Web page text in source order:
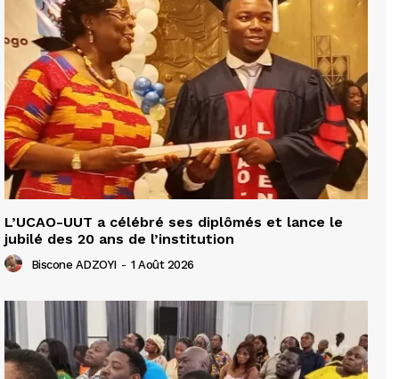
L’UCAO-UUT a célébré ses diplômés et lance le
jubilé des 20 ans de l’institution
Biscone ADZOYI - 1 Août 2026